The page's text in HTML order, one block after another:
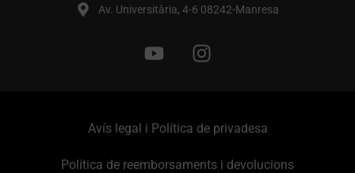
Av. Universitària, 4-6 08242-Manresa
Avís legal i Política de privadesa
Política de reemborsaments i devolucions